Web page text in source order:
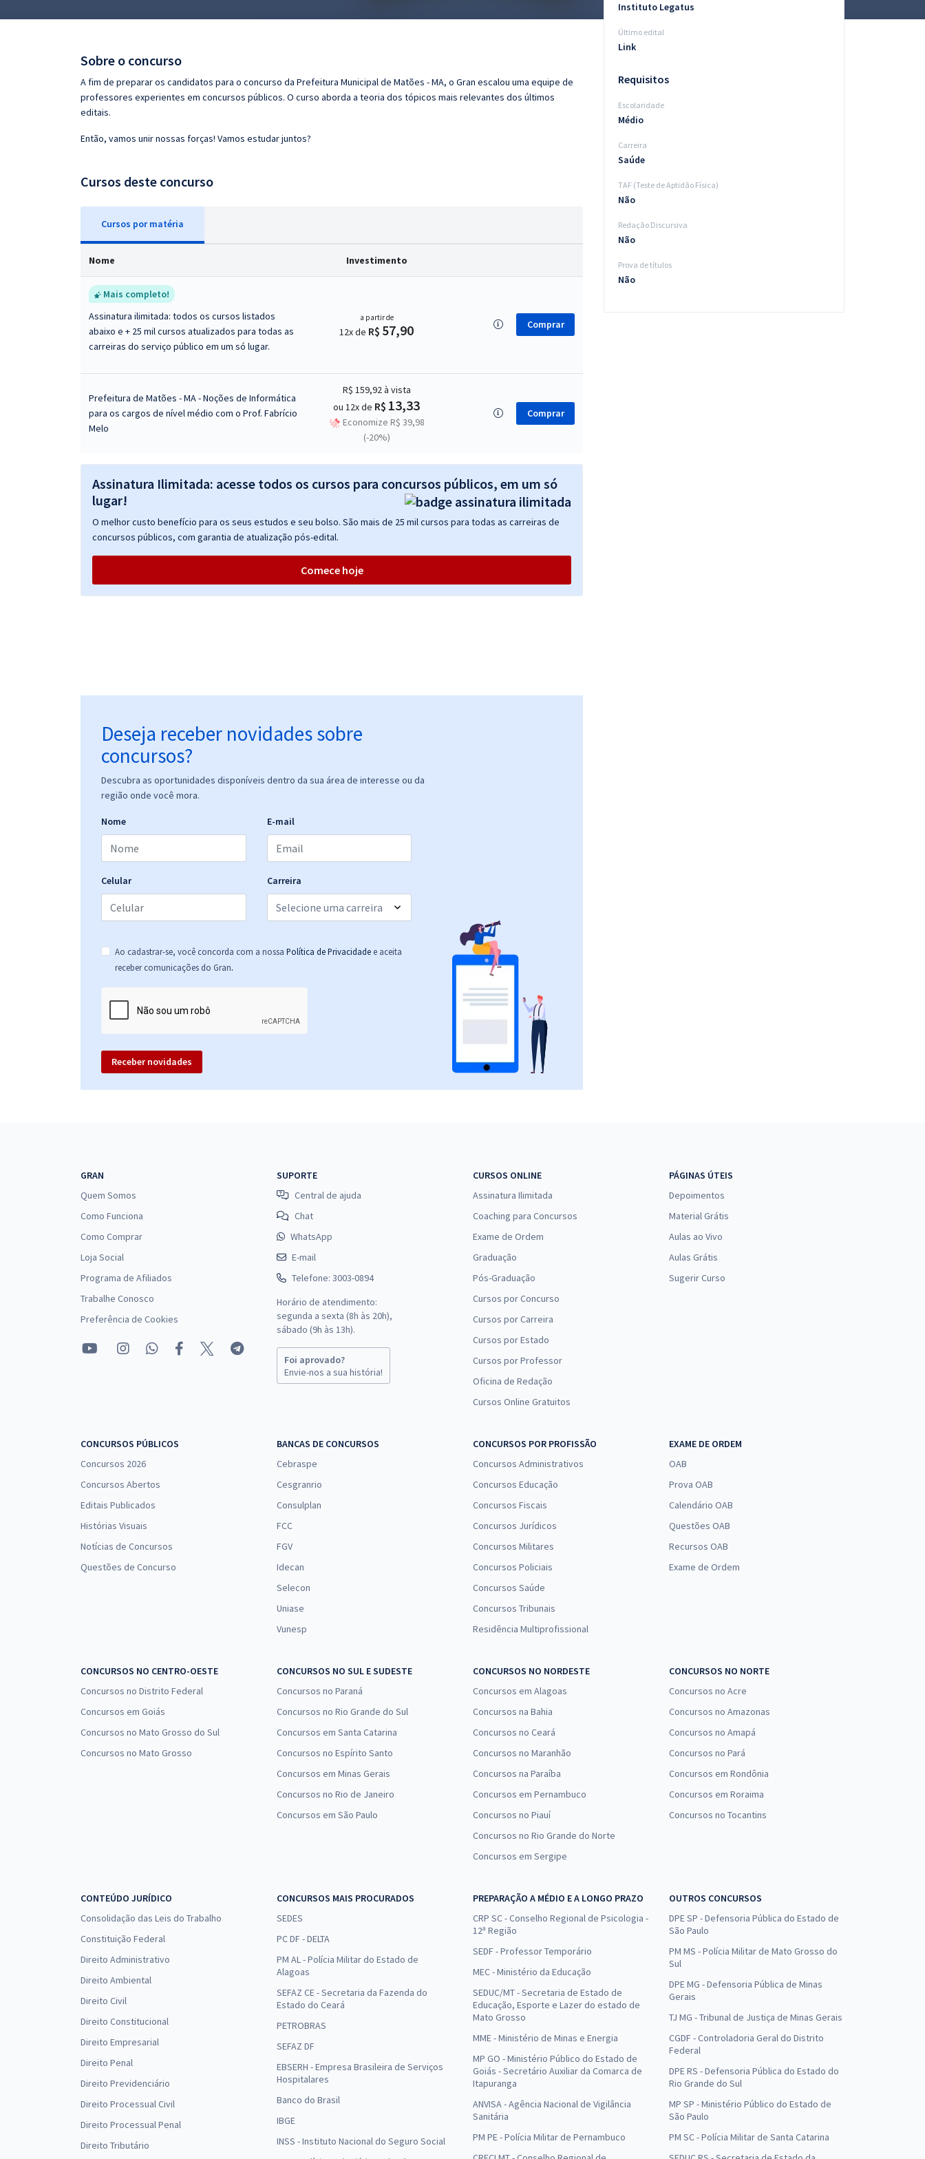
Questões grátis
Sobre o concurso
A fim de preparar os candidatos para o concurso da Prefeitura Municipal de Matões - MA, o Gran escalou uma equipe de
professores experientes em concursos públicos. O curso aborda a teoria dos tópicos mais relevantes dos últimos
editais.
Então, vamos unir nossas forças! Vamos estudar juntos?
Cursos deste concurso
Cursos por matéria
Nome Investimento
Mais completo!
Assinatura ilimitada: todos os cursos listados
abaixo e + 25 mil cursos atualizados para todas as
carreiras do serviço público em um só lugar.
a partir de
12x de R$ 57,90 Comprar
Prefeitura de Matões - MA - Noções de Informática
para os cargos de nível médio com o Prof. Fabrício
Melo
R$ 159,92à vista
ou 12x de R$ 13,33
Economize R$ 39,98
(-20%)
Comprar
Assinatura Ilimitada: acesse todos os cursos para concursos públicos, em um só
lugar!
O melhor custo benefício para os seus estudos e seu bolso. São mais de 25 mil cursos para todas as carreiras de
concursos públicos, com garantia de atualização pós-edital.
Comece hoje
Deseja receber novidades sobre
concursos?
Descubra as oportunidades disponíveis dentro da sua área de interesse ou da
região onde você mora.
Nome E-mail
Celular Carreira
Ao cadastrar-se, você concorda com a nossa Política de Privacidade e aceita
receber comunicações do Gran.
Receber novidades
Instituto Legatus
Último edital
Link
Requisitos
Escolaridade
Médio
Carreira
Saúde
TAF (Teste de Aptidão Física)
Não
Redação Discursiva
Não
Prova de títulos
Não
GRAN
Quem Somos
Como Funciona
Como Comprar
Loja Social
Programa de Afiliados
Trabalhe Conosco
Preferência de Cookies
SUPORTE
Central de ajuda
Chat
WhatsApp
E-mail
Telefone: 3003-0894
Horário de atendimento:
segunda a sexta (8h às 20h),
sábado (9h às 13h).
Foi aprovado?
Envie-nos a sua história!
CURSOS ONLINE
Assinatura Ilimitada
Coaching para Concursos
Exame de Ordem
Graduação
Pós-Graduação
Cursos por Concurso
Cursos por Carreira
Cursos por Estado
Cursos por Professor
Oficina de Redação
Cursos Online Gratuitos
PÁGINAS ÚTEIS
Depoimentos
Material Grátis
Aulas ao Vivo
Aulas Grátis
Sugerir Curso
CONCURSOS PÚBLICOS
Concursos 2026
Concursos Abertos
Editais Publicados
Histórias Visuais
Notícias de Concursos
Questões de Concurso
BANCAS DE CONCURSOS
Cebraspe
Cesgranrio
Consulplan
FCC
FGV
Idecan
Selecon
Uniase
Vunesp
CONCURSOS POR PROFISSÃO
Concursos Administrativos
Concursos Educação
Concursos Fiscais
Concursos Jurídicos
Concursos Militares
Concursos Policiais
Concursos Saúde
Concursos Tribunais
Residência Multiprofissional
EXAME DE ORDEM
OAB
Prova OAB
Calendário OAB
Questões OAB
Recursos OAB
Exame de Ordem
CONCURSOS NO CENTRO-OESTE
Concursos no Distrito Federal
Concursos em Goiás
Concursos no Mato Grosso do Sul
Concursos no Mato Grosso
CONCURSOS NO SUL E SUDESTE
Concursos no Paraná
Concursos no Rio Grande do Sul
Concursos em Santa Catarina
Concursos no Espírito Santo
Concursos em Minas Gerais
Concursos no Rio de Janeiro
Concursos em São Paulo
CONCURSOS NO NORDESTE
Concursos em Alagoas
Concursos na Bahia
Concursos no Ceará
Concursos no Maranhão
Concursos na Paraíba
Concursos em Pernambuco
Concursos no Piauí
Concursos no Rio Grande do Norte
Concursos em Sergipe
CONCURSOS NO NORTE
Concursos no Acre
Concursos no Amazonas
Concursos no Amapá
Concursos no Pará
Concursos em Rondônia
Concursos em Roraima
Concursos no Tocantins
CONTEÚDO JURÍDICO
Consolidação das Leis do Trabalho
Constituição Federal
Direito Administrativo
Direito Ambiental
Direito Civil
Direito Constitucional
Direito Empresarial
Direito Penal
Direito Previdenciário
Direito Processual Civil
Direito Processual Penal
Direito Tributário
CONCURSOS MAIS PROCURADOS
SEDES
PC DF - DELTA
PM AL - Polícia Militar do Estado de
Alagoas
SEFAZ CE - Secretaria da Fazenda do
Estado do Ceará
PETROBRAS
SEFAZ DF
EBSERH - Empresa Brasileira de Serviços
Hospitalares
Banco do Brasil
IBGE
INSS - Instituto Nacional do Seguro Social
PREPARAÇÃO A MÉDIO E A LONGO PRAZO
CRP SC - Conselho Regional de Psicologia -
12ª Região
SEDF - Professor Temporário
MEC - Ministério da Educação
SEDUC/MT - Secretaria de Estado de
Educação, Esporte e Lazer do estado de
Mato Grosso
MME - Ministério de Minas e Energia
MP GO - Ministério Público do Estado de
Goiás - Secretário Auxiliar da Comarca de
Itapuranga
ANVISA - Agência Nacional de Vigilância
Sanitária
PM PE - Polícia Militar de Pernambuco
OUTROS CONCURSOS
DPE SP - Defensoria Pública do Estado de
São Paulo
PM MS - Polícia Militar de Mato Grosso do
Sul
DPE MG - Defensoria Pública de Minas
Gerais
TJ MG - Tribunal de Justiça de Minas Gerais
CGDF - Controladoria Geral do Distrito
Federal
DPE RS - Defensoria Pública do Estado do
Rio Grande do Sul
MP SP - Ministério Público do Estado de
São Paulo
PM SC - Polícia Militar de Santa Catarina